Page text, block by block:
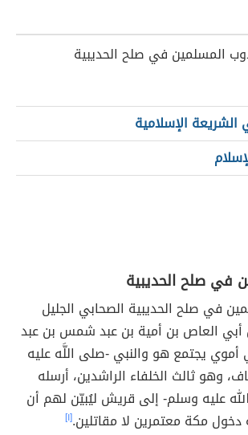
الشريعة الإسلامية
في صلح الحديبية
في صلح الحديبية الصحابي الجليل
أبي العاص بن أمية بن عبد شمس بن عبد
يجتمع هو والنبي -صلى اللَّه عليه
وهو ثالث الخلفاء الراشدين، أرسله
عليه وسلم- إلى قريش ليُبيّن لهم أن
دخول مكة معتمرين لا مقاتلين.[١]